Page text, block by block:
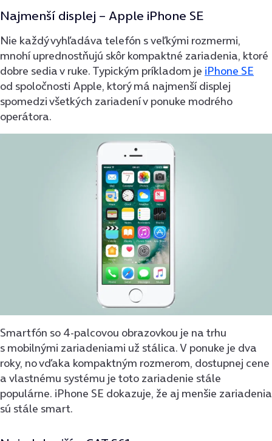
Najmenší displej – Apple iPhone SE
Nie každý vyhľadáva telefón s veľkými rozmermi,
mnohí uprednostňujú skôr kompaktné zariadenia, ktoré
dobre sedia v ruke. Typickým príkladom je iPhone SE
od spoločnosti Apple, ktorý má najmenší displej
spomedzi všetkých zariadení v ponuke modrého
operátora.
Smartfón so 4-palcovou obrazovkou je na trhu
s mobilnými zariadeniami už stálica. V ponuke je dva
roky, no vďaka kompaktným rozmerom, dostupnej cene
a vlastnému systému je toto zariadenie stále
populárne. iPhone SE dokazuje, že aj menšie zariadenia
sú stále smart.